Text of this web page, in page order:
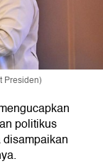
Presiden)
politikus